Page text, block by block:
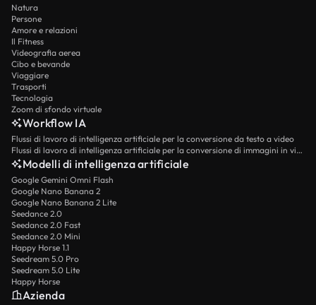
Natura
Persone
Amore e relazioni
Il Fitness
Videografia aerea
Cibo e bevande
Viaggiare
Trasporti
Tecnologia
Zoom di sfondo virtuale
Workflow IA
Flussi di lavoro di intelligenza artificiale per la conversione da testo a video
Flussi di lavoro di intelligenza artificiale per la conversione di immagini in video
Modelli di intelligenza artificiale
Google Gemini Omni Flash
Google Nano Banana 2
Google Nano Banana 2 Lite
Seedance 2.0
Seedance 2.0 Fast
Seedance 2.0 Mini
Happy Horse 1.1
Seedream 5.0 Pro
Seedream 5.0 Lite
Happy Horse
Azienda